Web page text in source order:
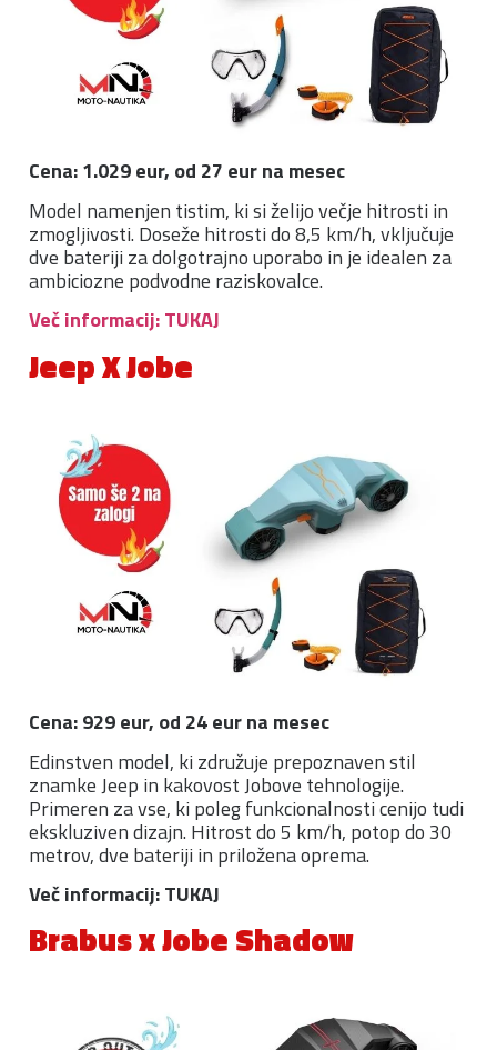
Cena: 1.029 eur, od 27 eur na mesec
Model namenjen tistim, ki si želijo večje hitrosti in
zmogljivosti. Doseže hitrosti do 8,5 km/h, vključuje
dve bateriji za dolgotrajno uporabo in je idealen za
ambiciozne podvodne raziskovalce.
Več informacij: TUKAJ
Jeep X Jobe
Cena: 929 eur, od 24 eur na mesec
Edinstven model, ki združuje prepoznaven stil
znamke Jeep in kakovost Jobove tehnologije.
Primeren za vse, ki poleg funkcionalnosti cenijo tudi
ekskluziven dizajn. Hitrost do 5 km/h, potop do 30
metrov, dve bateriji in priložena oprema.
Več informacij: TUKAJ
Brabus x Jobe Shadow